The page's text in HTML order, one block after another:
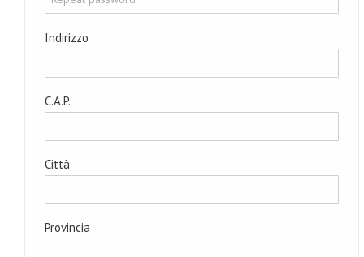
Indirizzo
C.A.P.
Città
Provincia